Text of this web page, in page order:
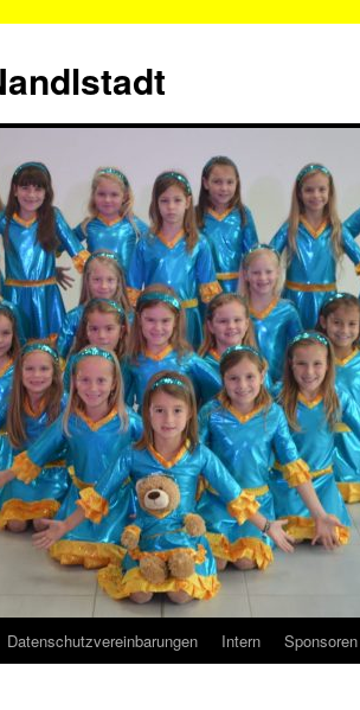
Datenschutzvereinbarungen Intern Sponsoren